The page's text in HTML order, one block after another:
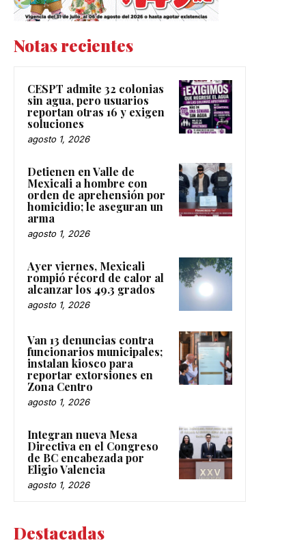
Notas recientes
CESPT admite 32 colonias
sin agua, pero usuarios
reportan otras 16 y exigen
soluciones
agosto 1, 2026
Detienen en Valle de
Mexicali a hombre con
orden de aprehensión por
homicidio; le aseguran un
arma
agosto 1, 2026
Ayer viernes, Mexicali
rompió récord de calor al
alcanzar los 49.3 grados
agosto 1, 2026
Van 13 denuncias contra
funcionarios municipales;
instalan kiosco para
reportar extorsiones en
Zona Centro
agosto 1, 2026
Integran nueva Mesa
Directiva en el Congreso
de BC encabezada por
Eligio Valencia
agosto 1, 2026
Destacadas